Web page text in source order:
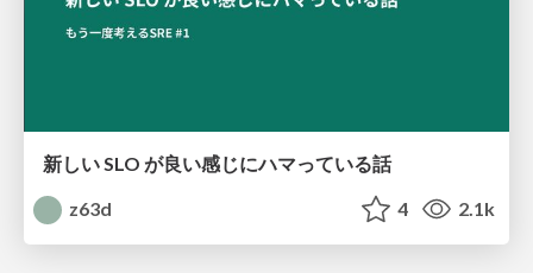
新しい SLO が良い感じにハマっている話
z63d
4 2.1k